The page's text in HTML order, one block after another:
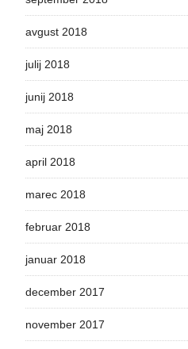
avgust 2018
julij 2018
junij 2018
maj 2018
april 2018
marec 2018
februar 2018
januar 2018
december 2017
november 2017